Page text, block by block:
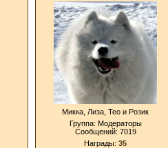
Микка, Лиза, Тео и Розик
Группа: Модераторы
Сообщений: 7019
Награды: 35